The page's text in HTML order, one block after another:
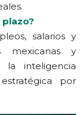
salarios y
mexicanas y
la inteligencia
por